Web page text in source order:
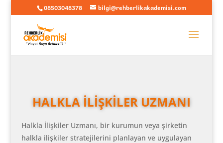
08503048378 bilgi@rehberlikakademisi.com
HALKLA İLİŞKİLER UZMANI
Halkla İlişkiler Uzmanı, bir kurumun veya şirketin
halkla ilişkiler stratejilerini planlayan ve uygulayan